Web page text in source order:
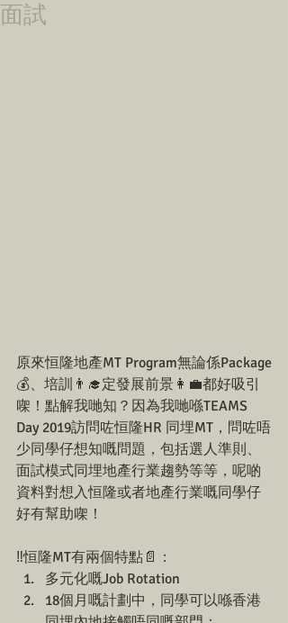
面試
原來恒隆地產MT Program無論係Package
💰、培訓👨‍🎓定發展前景👩‍💼都好吸引
㗎！點解我哋知？因為我哋喺TEAMS
Day 2019訪問咗恒隆HR 同埋MT，問咗唔
少同學仔想知嘅問題，包括選人準則、
面試模式同埋地產行業趨勢等等，呢啲
資料對想入恒隆或者地產行業嘅同學仔
好有幫助㗎！
‼️恒隆MT有兩個特點📄：
多元化嘅Job Rotation
18個月嘅計劃中，同學可以喺香港